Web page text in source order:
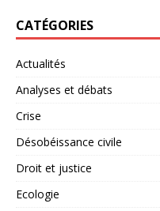
CATÉGORIES
Actualités
Analyses et débats
Crise
Désobéissance civile
Droit et justice
Ecologie